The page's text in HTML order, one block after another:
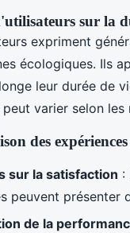
sur la
expriment
écologiques. Ils
leur durée de
varier selon les
des
sur la satisfaction :
peuvent présenter
de la